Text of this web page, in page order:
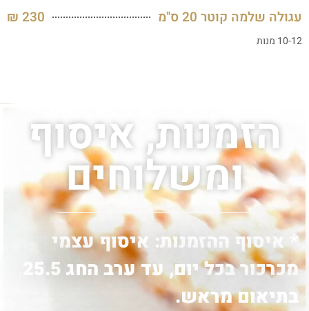
עגולה שלמה קוטר 20 ס"מ 230 ₪
10-12 מנות
הזמנות, איסוף
ומשלוחים
* איסוף ההזמנות: איסוף עצמי
בתיאום מראש.